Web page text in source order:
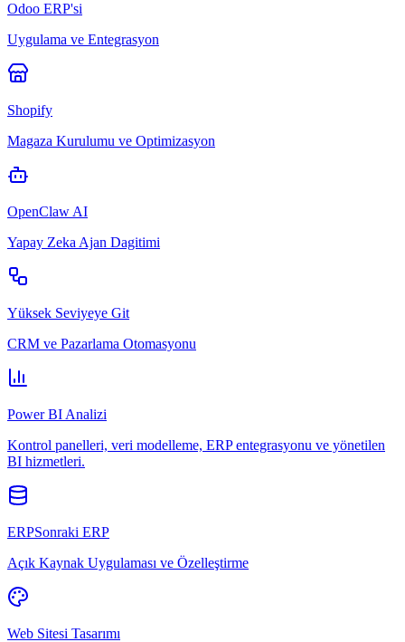
Odoo ERP'si
Uygulama ve Entegrasyon
Shopify
Magaza Kurulumu ve Optimizasyon
OpenClaw AI
Yapay Zeka Ajan Dagitimi
Yüksek Seviyeye Git
CRM ve Pazarlama Otomasyonu
Power BI Analizi
Kontrol panelleri, veri modelleme, ERP entegrasyonu ve yönetilen
BI hizmetleri.
ERPSonraki ERP
Açık Kaynak Uygulaması ve Özelleştirme
Web Sitesi Tasarımı